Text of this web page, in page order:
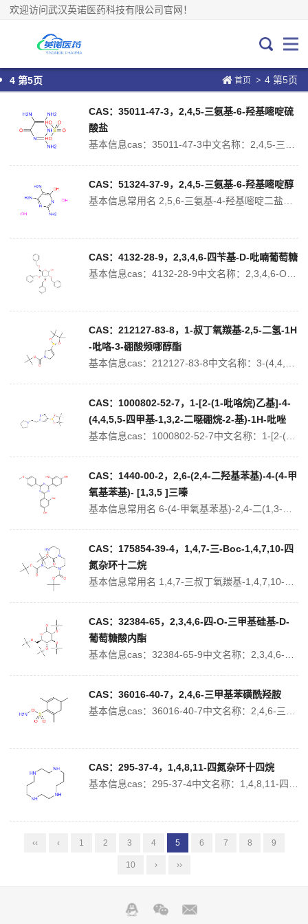
欢迎访问武汉英诺医药科技有限公司官网！
首页 > 4 第5页
4 第5页
CAS：35011-47-3，2,4,5-三氨基-6-羟基嘧啶硫
酸盐
CAS：51324-37-9，2,4,5-三氨基-6-羟基嘧啶醇
CAS：4132-28-9，2,3,4,6-四苄基-D-吡喃葡萄糖
CAS：212127-83-8，1-叔丁氧羰基-2,5-二氢-1H
-吡咯-3-硼酸频哪醇酯
CAS：1000802-52-7，1-[2-(1-吡咯烷)乙基]-4-
(4,4,5,5-四甲基-1,3,2-二噁硼烷-2-基)-1H-吡唑
CAS：1440-00-2，2,6-(2,4-二羟基苯基)-4-(4-甲
氧基苯基)- [1,3,5 ]三嗪
CAS：175854-39-4，1,4,7-三-Boc-1,4,7,10-四
氮杂环十二烷
CAS：32384-65，2,3,4,6-四-O-三甲基硅基-D-
葡萄糖酸内酯
CAS：36016-40-7，2,4,6-三甲基苯磺酰羟胺
CAS：295-37-4，1,4,8,11-四氮杂环十四烷
‹‹ ‹ 1 2 3 4 5 6 7 8 9
10 › ››